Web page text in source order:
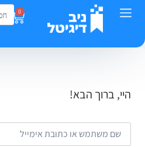
0
for:
היי, ברוך הבא!